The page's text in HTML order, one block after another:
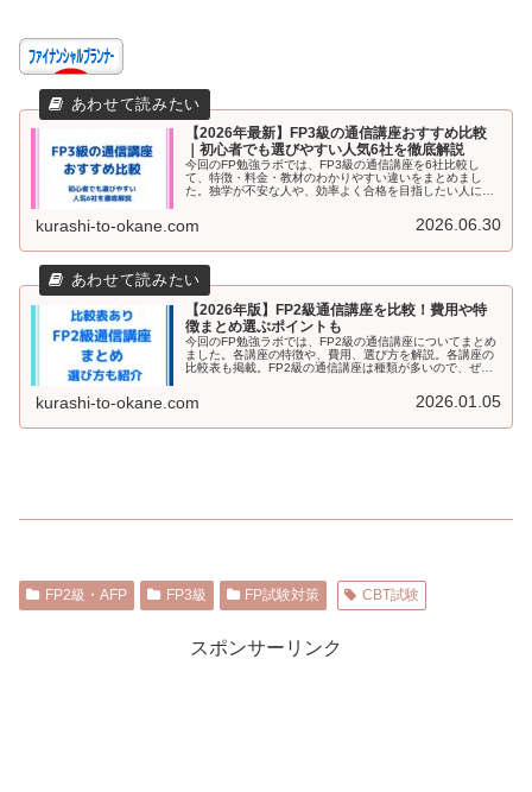
【2026年最新】FP3級の通信講座おすすめ比較
｜初心者でも選びやすい人気6社を徹底解説
今回のFP勉強ラボでは、FP3級の通信講座を6社比較し
て、特徴・料金・教材のわかりやすい違いをまとめまし
た。独学が不安な人や、効率よく合格を目指したい人に向
す。自分に合った講座が見つかる内容になっています。
kurashi-to-okane.com 2026.06.30
【2026年版】FP2級通信講座を比較！費用や特
徴まとめ選ぶポイントも
今回のFP勉強ラボでは、FP2級の通信講座についてまとめ
ました。各講座の特徴や、費用、選び方を解説。各講座の
比較表も掲載。FP2級の通信講座は種類が多いので、ぜひ
kurashi-to-okane.com 2026.01.05
FP2級・AFP FP3級 FP試験対策 CBT試験
スポンサーリンク